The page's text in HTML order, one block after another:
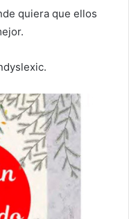
quiera que ellos